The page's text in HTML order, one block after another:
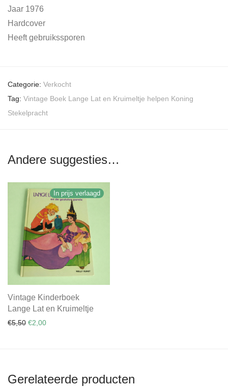
Jaar 1976
Hardcover
Heeft gebruikssporen
Categorie: Verkocht
Tag: Vintage Boek Lange Lat en Kruimeltje helpen Koning
Stekelpracht
Andere suggesties…
In prijs verlaagd
Vintage Kinderboek
Lange Lat en Kruimeltje
€5,50 Oorspronkelijke prijs was: €5,50.
€2,00Huidige prijs is: €2,00.
Gerelateerde producten